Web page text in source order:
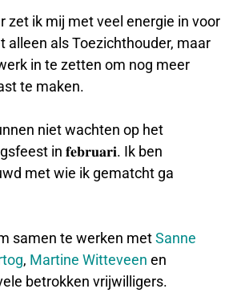
zet ik mij met veel energie in voor
alleen als Toezichthouder, maar
in te zetten om nog meer
te maken.
niet wachten op het
in 𝐟𝐞𝐛𝐫𝐮𝐚𝐫𝐢. Ik ben
met wie ik gematcht ga
samen te werken metSanne
, Martine Witteveen en
betrokken vrijwilligers.